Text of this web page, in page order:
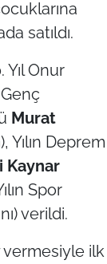
satıldı.
Onur
Genç
Murat
Deprem
Kaynar
Spor
verildi.
vermesiyle ilk